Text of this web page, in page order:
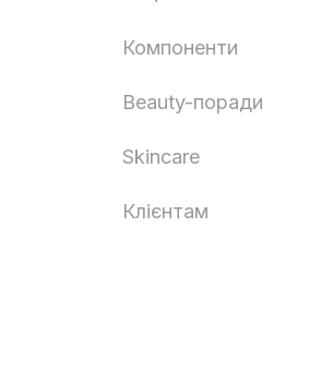
Компоненти
Beauty-поради
Skincare
Клієнтам